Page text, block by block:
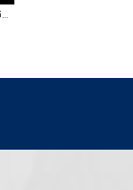
PIDEN APOYO PARA PAGAR GASTOS MÉDICOS DE UNA PEQUEÑA QUE SUFRIÓ UN DERRAME CEREBRAL